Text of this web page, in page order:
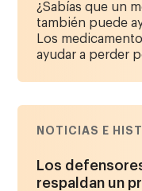
¿Sabías que un
también puede
Los
ayudar a perder
NOTICIAS E
Los
respaldan un